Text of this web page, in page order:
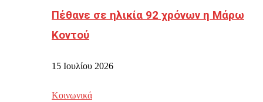
Πέθανε σε ηλικία 92 χρόνων η Μάρω
Κοντού
15 Ιουλίου 2026
Κοινωνικά